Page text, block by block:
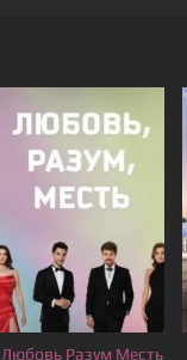
Любовь Разум Месть